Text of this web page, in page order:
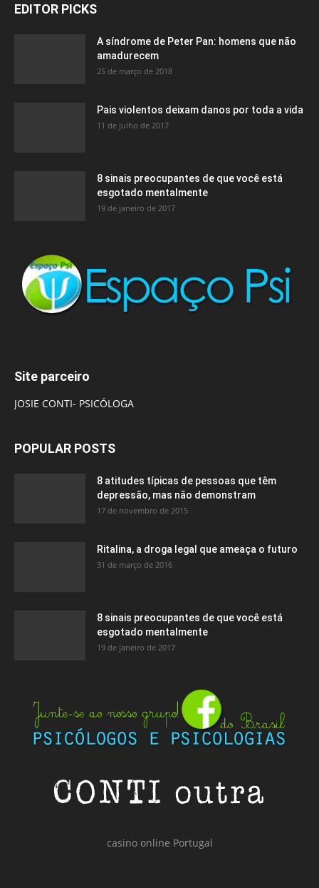
EDITOR PICKS
A síndrome de Peter Pan: homens que não
amadurecem
25 de março de 2018
Pais violentos deixam danos por toda a vida
11 de julho de 2017
8 sinais preocupantes de que você está
esgotado mentalmente
19 de janeiro de 2017
Site parceiro
JOSIE CONTI- PSICÓLOGA
POPULAR POSTS
8 atitudes típicas de pessoas que têm
depressão, mas não demonstram
17 de novembro de 2015
Ritalina, a droga legal que ameaça o futuro
31 de março de 2016
8 sinais preocupantes de que você está
esgotado mentalmente
19 de janeiro de 2017
casino online Portugal